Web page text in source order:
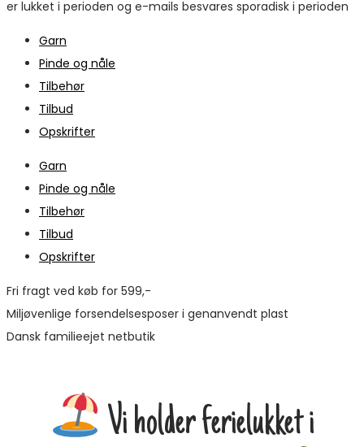
er lukket i perioden og e-mails besvares sporadisk i perioden
Garn
Pinde og nåle
Tilbehør
Tilbud
Opskrifter
Garn
Pinde og nåle
Tilbehør
Tilbud
Opskrifter
Fri fragt ved køb for 599,-
Miljøvenlige forsendelsesposer i genanvendt plast
Dansk familieejet netbutik
Vi holder ferielukket i